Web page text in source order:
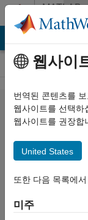
콘텐츠로 바로 가기
MATLAB
Answers
fprintf
reading
rows
not
working
right...
웹사이
번역된 콘텐츠를
웹사이트를 선택하
웹사이트를 권장합
United States
또한 다음 목록에
미주